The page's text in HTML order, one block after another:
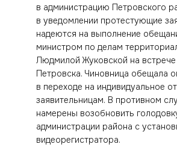
в администрацию Петровского
в уведомлении протестующие
надеются на выполнение
министром по делам
Людмилой Жуковской на
Петровска. Чиновница обещала
в переходе на индивидуальное
заявительницам. В противном
намерены возобновить
администрации района с
видеорегистратора.